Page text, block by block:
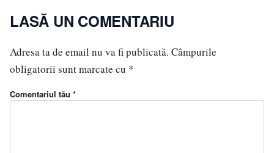
LASĂ UN COMENTARIU
Adresa ta de email nu va fi publicată. Câmpurile
obligatorii sunt marcate cu *
Comentariul tău *